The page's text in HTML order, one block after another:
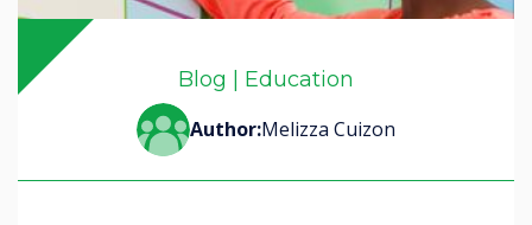
Blog | Education
Author:Melizza Cuizon